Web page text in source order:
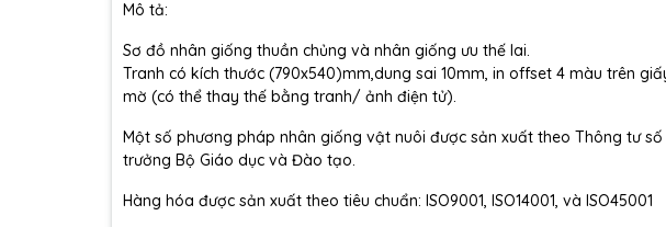
Mô tả:
Sơ đồ nhân giống thuần chủng và nhân giống ưu thế lai.
Tranh có kích thước (790x540)mm,dung sai 10mm, in offset 4 màu trên
mờ (có thể thay thế bằng tranh/ ảnh điện tử).
Một số phương pháp nhân giống vật nuôi được sản xuất theo Thông tư
trưởng Bộ Giáo dục và Đào tạo.
Hàng hóa được sản xuất theo tiêu chuẩn: ISO9001, ISO14001, và ISO45001